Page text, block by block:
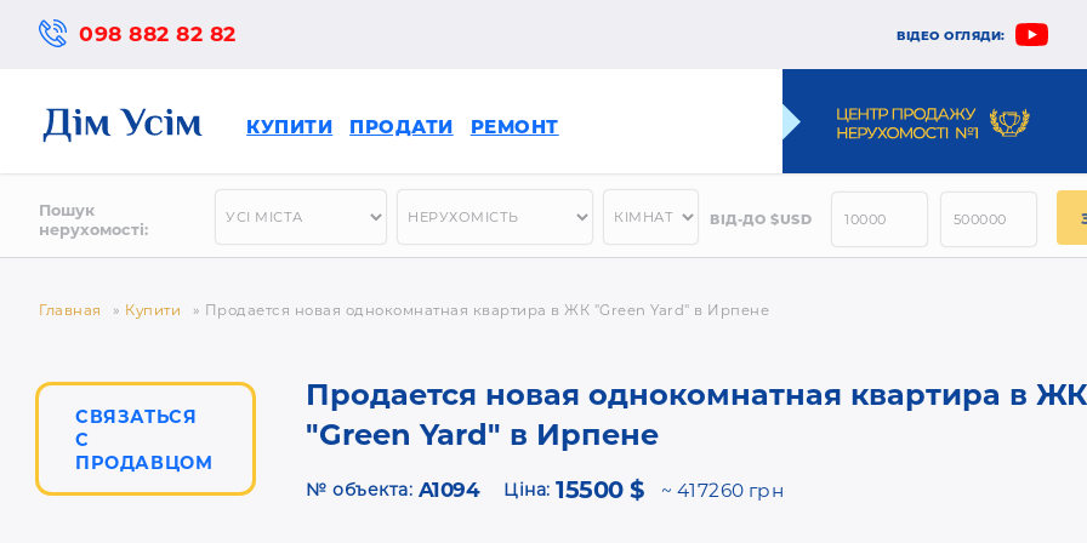
098 882 82 82 ВІДЕО ОГЛЯДИ:
КУПИТИ ПРОДАТИ РЕМОНТ
Пошук
нерухомості:
ВІД-ДО $USD
Главная » Купити » Продается новая однокомнатная квартира в ЖК "Green Yard" в Ирпене
Продается новая однокомнатная квартира в ЖК
"Green Yard" в Ирпене
СВЯЗАТЬСЯ
С
ПРОДАВЦОМ
№ объекта: A1094 Ціна:15500 $ 417260